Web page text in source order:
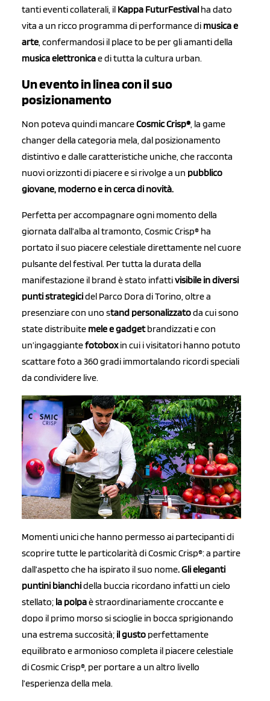
tanti eventi collaterali, il Kappa FuturFestival ha dato
vita a un ricco programma di performance di musica e
arte, confermandosi il place to be per gli amanti della
musica elettronicae di tutta la cultura urban.
Un evento in linea con il suo
posizionamento
Non poteva quindi mancareCosmic Crisp® , la game
changer della categoria mela, dal posizionamento
distintivo e dalle caratteristiche uniche, che racconta
nuovi orizzonti di piacere e si rivolge a un pubblico
giovane, moderno e in cerca di novità.
Perfetta per accompagnare ogni momento della
giornata dall’alba al tramonto, Cosmic Crisp® ha
portato il suo piacere celestiale direttamente nel cuore
pulsante del festival. Per tutta la durata della
manifestazione il brand è stato infattivisibile in diversi
punti strategicidel Parco Dora di Torino, oltre a
presenziare con uno stand personalizzatoda cui sono
state distribuite mele e gadgetbrandizzati e con
un’ingaggiantefotoboxin cui i visitatori hanno potuto
scattare foto a 360 gradi immortalando ricordi speciali
da condividere live.
Momenti unici che hanno permesso ai partecipanti di
scoprire tutte le particolarità di Cosmic Crisp®: a partire
dall’aspetto che ha ispirato il suo nome. Gli eleganti
puntini bianchidella buccia ricordano infatti un cielo
stellato; la polpaè straordinariamente croccante e
dopo il primo morso si scioglie in bocca sprigionando
una estrema succosità; ilgusto perfettamente
equilibrato e armonioso completa il piacere celestiale
di Cosmic Crisp®, per portare a un altro livello
l’esperienza della mela.